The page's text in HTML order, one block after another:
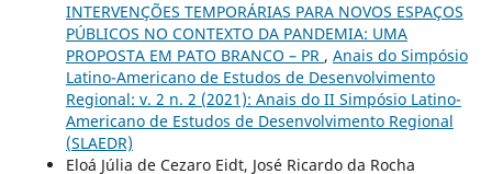
INTERVENÇÕES TEMPORÁRIAS PARA NOVOS ESPAÇOS
PÚBLICOS NO CONTEXTO DA PANDEMIA: UMA
PROPOSTA EM PATO BRANCO – PR , Anais do Simpósio
Latino-Americano de Estudos de Desenvolvimento
Regional: v. 2 n. 2 (2021): Anais do II Simpósio Latino-
Americano de Estudos de Desenvolvimento Regional
(SLAEDR)
Eloá Júlia de Cezaro Eidt, José Ricardo da Rocha